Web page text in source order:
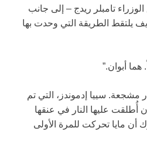
الوزراء تامبلر ريدج – إلى جانب
يلتقط الطريقة التي وحدت بها
أبوان.”
مشجعة. سييا إدموندز، التي تم
أُطلقت عليها النار في عنقها
مايا تحركت للمرة الأولى